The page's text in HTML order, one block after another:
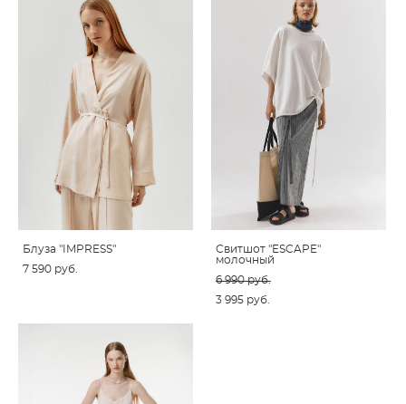
Блуза "IMPRESS"
7 590 pуб.
Свитшот "ESCAPE"
молочный
6 990 pуб.
3 995 pуб.